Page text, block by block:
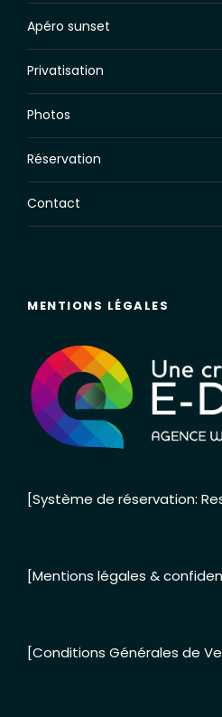
Apéro sunset
Privatisation
Photos
Réservation
Contact
MENTIONS LÉGALES
[Système de réservation:
[Mentions légales &
[Conditions Générales de